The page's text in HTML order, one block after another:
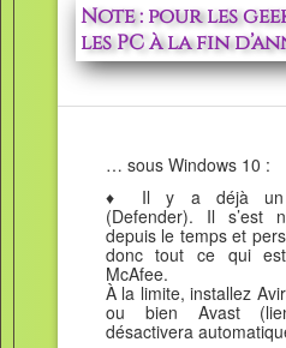
Note : pour les
les PC à la fin
… sous Windows 10 :
♦ Il y a déjà un
(Defender). Il s’est
depuis le temps et
donc tout ce qui
McAfee.
À la limite, installez
ou bien Avast
désactivera